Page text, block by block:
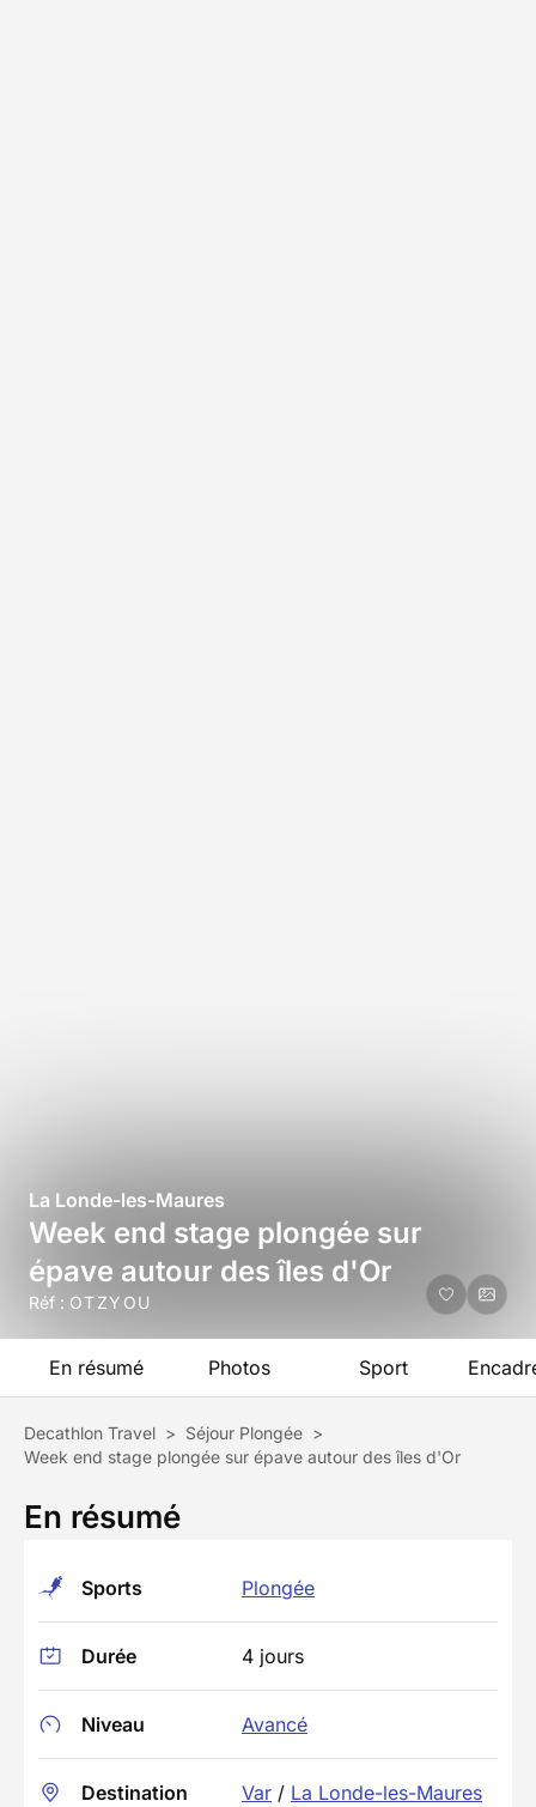
La Londe-les-Maures
Week end stage plongée sur
épave autour des îles d'Or
Réf : OTZYOU
En résumé Photos Sport
Decathlon Travel > Séjour Plongée >
Week end stage plongée sur épave autour des îles d'Or
En résumé
Sports Plongée
Durée 4 jours
Niveau Avancé
Destination Var / La Londe-les-Maures